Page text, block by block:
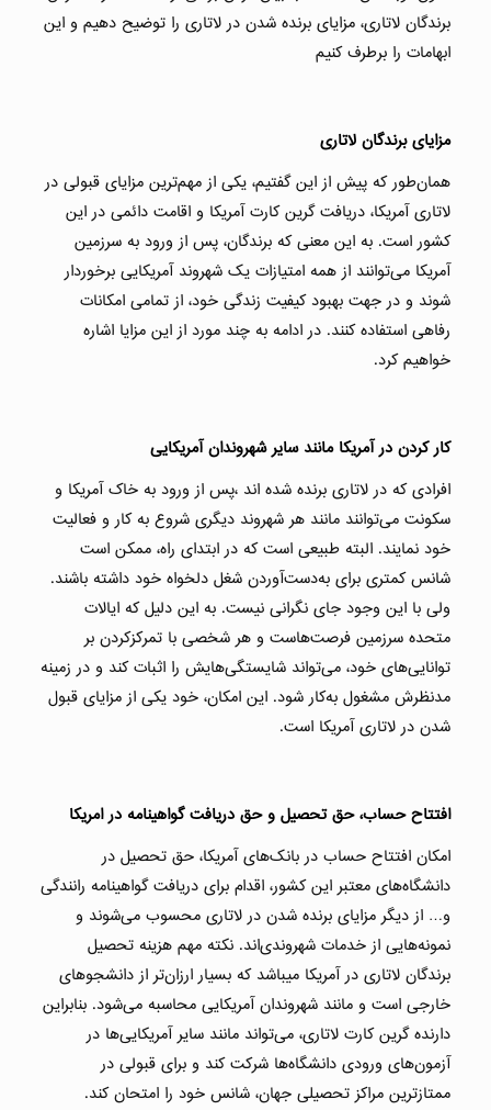
برندگان لاتاری، مزایای برنده شدن در لاتاری را توضیح دهیم و این
ابهامات را برطرف کنیم
مزایای برندگان لاتاری
همان‌طور که پیش از این گفتیم، یکی از مهم‌ترین مزایای قبولی در
لاتاری آمریکا، دریافت گرین کارت آمریکا و اقامت دائمی در این
کشور است. به این معنی که برندگان، پس از ورود به سرزمین
آمریکا می‌توانند از همه امتیازات یک شهروند آمریکایی برخوردار
شوند و در جهت بهبود کیفیت زندگی خود، از تمامی امکانات
رفاهی استفاده کنند. در ادامه به چند مورد از این مزایا اشاره
خواهیم کرد.
کار کردن در آمریکا مانند سایر شهروندان آمریکایی
افرادی که در لاتاری برنده شده اند ،پس از ورود به خاک آمریکا و
سکونت می‌توانند مانند هر شهروند دیگری شروع به کار و فعالیت
خود نمایند. البته طبیعی است که در ابتدای راه، ممکن است
شانس کمتری برای به‌دست‌آوردن شغل دلخواه خود داشته باشند.
ولی با این وجود جای نگرانی نیست. به این دلیل که ایالات
متحده سرزمین فرصت‌هاست و هر شخصی با تمرکزکردن بر
توانایی‌های خود، می‌تواند شایستگی‌هایش را اثبات کند و در زمینه
مدنظرش مشغول‌ به‌کار شود. این امکان، خود یکی از مزایای قبول
شدن در لاتاری آمریکا است.
افتتاح حساب، حق تحصیل و حق دریافت گواهینامه در امریکا
امکان افتتاح حساب در بانک‌های آمریکا، حق تحصیل در
دانشگاه‌های معتبر این کشور، اقدام برای دریافت گواهینامه رانندگی
و… از دیگر مزایای برنده شدن در لاتاری محسوب می‌شوند و
نمونه‌هایی از خدمات شهروندی‌اند. نکته مهم هزینه تحصیل
برندگان لاتاری در آمریکا میباشد که بسیار ارزان‌تر از دانشجوهای
خارجی است و مانند شهروندان آمریکایی محاسبه می‌شود. بنابراین
دارنده گرین کارت لاتاری، می‌تواند مانند سایر آمریکایی‌ها در
آزمون‌های ورودی دانشگاه‌ها شرکت کند و برای قبولی در
ممتازترین مراکز تحصیلی جهان، شانس خود را امتحان کند.